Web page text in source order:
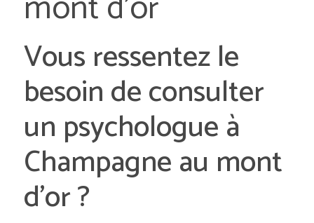
Vous ressentez le
besoin de consulter
un psychologue à
Champagne au mont
d’or ?